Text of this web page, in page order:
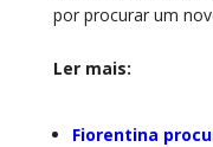
por procurar um
Ler mais:
Fiorentina